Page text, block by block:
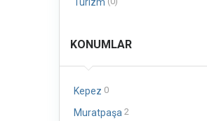
KONUMLAR
Kepez 0
Muratpaşa 2